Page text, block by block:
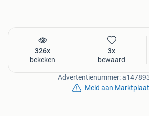
326x
bekeken
3x
bewaard
Advertentienummer:
Meld aan